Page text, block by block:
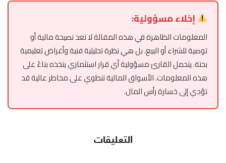
إخلاء مسؤولية:
المعلومات الظاهرة في هذه المقالة لا تعد نصيحة مالية أو
توصية للشراء أو البيع، بل هي نظرة تحليلية فنية وأغراض تعليمية
بحتة. يتحمل القارئ مسؤولية أي قرار استثماري يتخذه بناءً على
هذه المعلومات. الأسواق المالية تنطوي على مخاطر عالية قد
تؤدي إلى خسارة رأس المال.
التعليقات